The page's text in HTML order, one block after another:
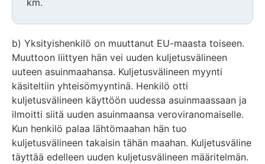
km.
b) Yksityishenkilö on muuttanut EU-maasta toiseen.
Muuttoon liittyen hän vei uuden kuljetusvälineen
uuteen asuinmaahansa. Kuljetusvälineen myynti
käsiteltiin yhteisömyyntinä. Henkilö otti
kuljetusvälineen käyttöön uudessa asuinmaassaan ja
ilmoitti siitä uuden asuinmaansa veroviranomaiselle.
Kun henkilö palaa lähtömaahan hän tuo
kuljetusvälineen takaisin tähän maahan. Kuljetusväline
täyttää edelleen uuden kuljetusvälineen määritelmän.